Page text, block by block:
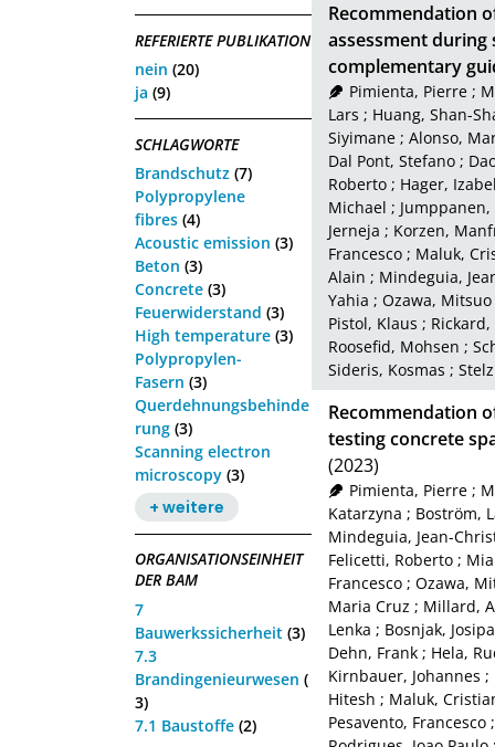
REFERIERTE PUBLIKATION
nein (20)
ja (9)
SCHLAGWORTE
Brandschutz (7)
Polypropylene
fibres (4)
Acoustic emission (3)
Beton (3)
Concrete (3)
Feuerwiderstand (3)
High temperature (3)
Polypropylen-
Fasern (3)
Querdehnungsbehinde
rung (3)
Scanning electron
microscopy (3)
+ weitere
ORGANISATIONSEINHEIT
DER BAM
7
Bauwerkssicherheit (3)
7.3
Brandingenieurwesen (
3)
7.1 Baustoffe (2)
Recommendation
assessment
complementary
Pimienta, Pierre;
Lars ; Huang, Shan-
Siyimane ; Alonso,
Dal Pont, Stefano ;
Roberto ; Hager,
Michael ;
Jerneja ; Korzen,
Francesco ; Maluk,
Alain ; Mindeguia,
Yahia ; Ozawa, Mitsuo
Pistol, Klaus ;
Roosefid, Mohsen ;
Sideris, Kosmas ;
Recommendation
testing concrete
(2023)
Pimienta, Pierre;
Katarzyna ; Boström,
Mindeguia, Jean-
Felicetti, Roberto ;
Francesco ; Ozawa,
Maria Cruz ; Millard,
Lenka ; Bosnjak, Josipa
Dehn, Frank ; Hela,
Kirnbauer, Johannes ;
Hitesh ; Maluk,
Pesavento, Francesco